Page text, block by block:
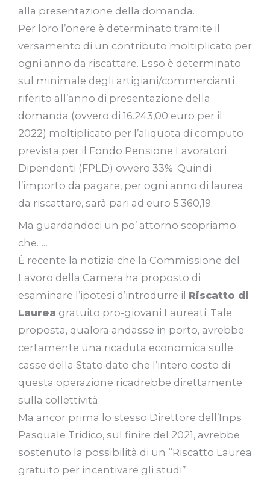
alla presentazione della domanda.
Per loro l’onere è determinato tramite il
versamento di un contributo moltiplicato per
ogni anno da riscattare. Esso è determinato
sul minimale degli artigiani/commercianti
riferito all’anno di presentazione della
domanda (ovvero di 16.243,00 euro per il
2022) moltiplicato per l’aliquota di computo
prevista per il Fondo Pensione Lavoratori
Dipendenti (FPLD) ovvero 33%. Quindi
l’importo da pagare, per ogni anno di laurea
da riscattare, sarà pari ad euro 5.360,19.
Ma guardandoci un po’ attorno scopriamo
che……
È recente la notizia che la Commissione del
Lavoro della Camera ha proposto di
esaminare l’ipotesi d’introdurre il Riscatto di
Laurea gratuito pro-giovani Laureati. Tale
proposta, qualora andasse in porto, avrebbe
certamente una ricaduta economica sulle
casse della Stato dato che l’intero costo di
questa operazione ricadrebbe direttamente
sulla collettività.
Ma ancor prima lo stesso Direttore dell’Inps
Pasquale Tridico, sul finire del 2021, avrebbe
sostenuto la possibilità di un “Riscatto Laurea
gratuito per incentivare gli studi”.